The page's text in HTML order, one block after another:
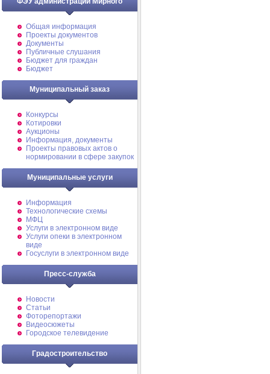
Общая информация
Проекты документов
Документы
Публичные слушания
Бюджет для граждан
Бюджет
Муниципальный заказ
Конкурсы
Котировки
Аукционы
Информация, документы
Проекты правовых актов о
нормировании в сфере закупок
Муниципальные услуги
Информация
Технологические схемы
МФЦ
Услуги в электронном виде
Услуги опеки в электронном
виде
Госуслуги в электронном виде
Пресс-служба
Новости
Статьи
Фоторепортажи
Видеосюжеты
Городское телевидение
Градостроительство